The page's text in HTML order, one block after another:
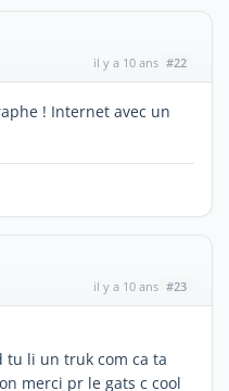
il y a 10 ans #22
! Internet avec un
il y a 10 ans #23
tu li un truk com ca ta
merci pr le gats c cool